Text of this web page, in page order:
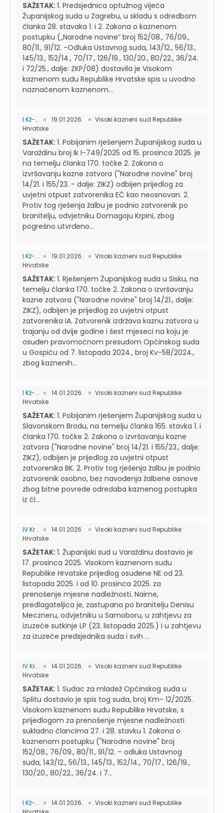
SAŽETAK: 1. Predsjednica optužnog vijeća
Županijskog suda u Zagrebu, u skladu s odredbom
članka 28. stavaka 1. i 2. Zakona o kaznenom
postupku („Narodne novine“ broj 152/08., 76/09.,
80/11., 91/12. -Odluka Ustavnog suda, 143/12., 56/13.,
145/13., 152/14., 70/17., 126/19., 130/20., 80/22., 36/24.
i 72/25., dalje: ZKP/08) dostavila je Visokom
kaznenom sudu Republike Hrvatske spis u uvodno
naznačenom kaznenom...
I Kž-... 19.01.2026.
Visoki kazneni sud Republike
Hrvatske
SAŽETAK: 1. Pobijanim rješenjem Županijskog suda u
Varaždinu broj Ik I-749/2025 od 15. prosinca 2025. je
na temelju članka 170. točke 2. Zakona o
izvršavanju kazne zatvora ("Narodne novine" broj
14/21. i 155/23. - dalje: ZIKZ) odbijen prijedlog za
uvjetni otpust zatvorenika EĆ kao neosnovan. 2.
Protiv tog rješenja žalbu je podnio zatvorenik po
branitelju, odvjetniku Domagoju Krpini, zbog
pogrešno utvrđeno...
I Kž-... 19.01.2026.
Visoki kazneni sud Republike
Hrvatske
SAŽETAK: 1. Rješenjem Županijskog suda u Sisku, na
temelju članka 170. točke 2. Zakona o izvršavanju
kazne zatvora ("Narodne novine" broj 14/21., dalje:
ZIKZ), odbijen je prijedlog za uvjetni otpust
zatvorenika IA. Zatvorenik izdržava kaznu zatvora u
trajanju od dvije godine i šest mjeseci na koju je
osuđen pravomoćnom presudom Općinskog suda
u Gospiću od 7. listopada 2024., broj Kv-58/2024.,
zbog kaznenih...
I Kž-... 14.01.2026.
Visoki kazneni sud Republike
Hrvatske
SAŽETAK: 1. Pobijanim rješenjem Županijskog suda u
Slavonskom Brodu, na temelju članka 165. stavka 1. i
članka 170. točke 2. Zakona o izvršavanju kazne
zatvora ("Narodne novine" broj 14/21. i 155/23., dalje:
ZIKZ), odbijen je prijedlog za uvjetni otpust
zatvorenika BK. 2. Protiv tog rješenja žalbu je podnio
zatvorenik osobno, bez navođenja žalbene osnove
zbog bitne povrede odredaba kaznenog postupka
iz čl...
IV Kr... 14.01.2026.
Visoki kazneni sud Republike
Hrvatske
SAŽETAK: 1. Županijski sud u Varaždinu dostavio je
17. prosinca 2025. Visokom kaznenom sudu
Republike Hrvatske prijedlog osuđene NE od 23.
listopada 2025. i od 10. prosinca 2025. za
prenošenje mjesne nadležnosti. Naime,
predlagateljica je, zastupana po branitelju Denisu
Meczneru, odvjetniku u Samoboru, u zahtjevu za
izuzeće sutkinje LP (23. listopada 2025.) i u zahtjevu
za izuzeće predsjednika suda i svih ...
IV Kr... 14.01.2026.
Visoki kazneni sud Republike
Hrvatske
SAŽETAK: 1. Sudac za mladež Općinskog suda u
Splitu dostavio je spis tog suda, broj Km- 12/2025.
Visokom kaznenom sudu Republike Hrvatske, s
prijedlogom za prenošenje mjesne nadležnosti
sukladno člancima 27. i 28. stavku 1. Zakona o
kaznenom postupku ("Narodne novine" broj
152/08., 76/09., 80/11., 91/12. – odluka Ustavnog
suda, 143/12., 56/13., 145/13., 152/14., 70/17., 126/19.,
130/20., 80/22., 36/24. i 7...
I Kž-... 14.01.2026.
Visoki kazneni sud Republike